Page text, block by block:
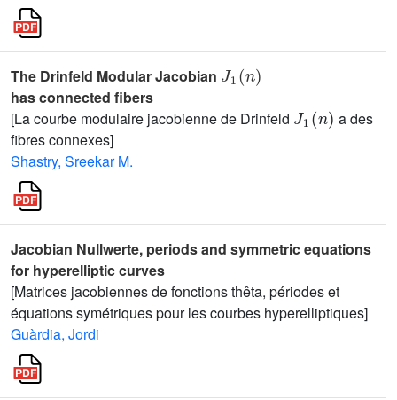
The Drinfeld Modular Jacobian
( )
has connected fibers
[La courbe modulaire jacobienne de Drinfeld
)
a des
fibres connexes]
Shastry, Sreekar M.
Jacobian Nullwerte, periods and symmetric equations
for hyperelliptic curves
[Matrices jacobiennes de fonctions thêta, périodes et
équations symétriques pour les courbes hyperelliptiques]
Guàrdia, Jordi